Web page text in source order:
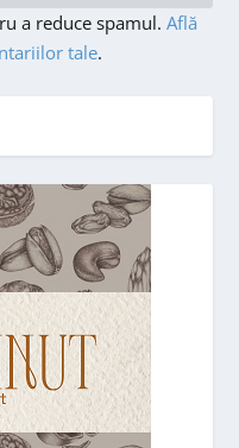
a reduce spamul.Află
tale.